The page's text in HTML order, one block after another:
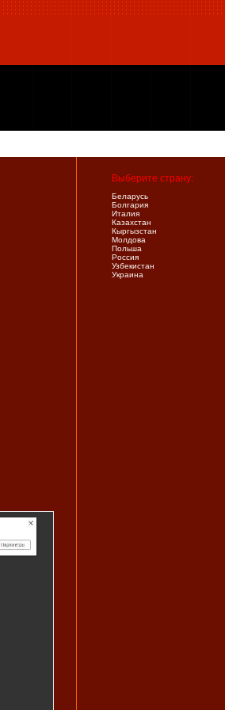
Выберите страну:
Беларусь
Болгария
Италия
Казахстан
Кыргызстан
Молдова
Польша
Россия
Узбекистан
Украина